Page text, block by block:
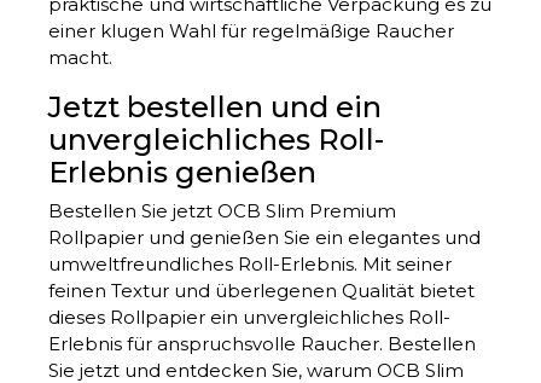
einer klugen Wahl für regelmäßige Raucher
macht.
Jetzt bestellen und ein
unvergleichliches Roll-
Erlebnis genießen
Bestellen Sie jetzt OCB Slim Premium
Rollpapier und genießen Sie ein elegantes und
umweltfreundliches Roll-Erlebnis. Mit seiner
feinen Textur und überlegenen Qualität bietet
dieses Rollpapier ein unvergleichliches Roll-
Erlebnis für anspruchsvolle Raucher. Bestellen
Sie jetzt und entdecken Sie, warum OCB Slim